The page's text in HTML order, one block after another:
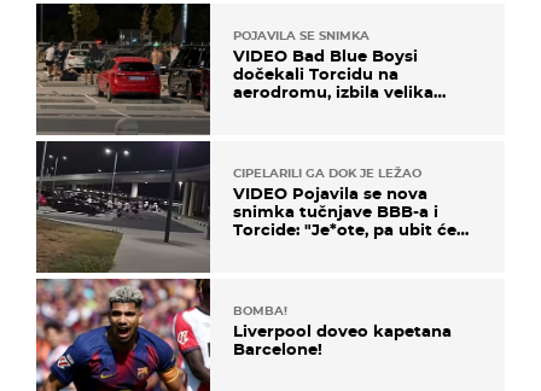
POJAVILA SE SNIMKA
VIDEO Bad Blue Boysi
dočekali Torcidu na
aerodromu, izbila velika
CIPELARILI GA DOK JE LEŽAO
VIDEO Pojavila se nova
snimka tučnjave BBB-a i
Torcide: "Je*ote, pa ubit će
BOMBA!
Liverpool doveo kapetana
Barcelone!